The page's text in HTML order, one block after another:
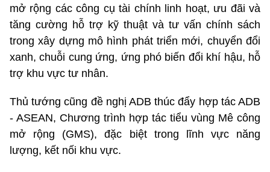
mở rộng các công cụ tài chính linh hoạt, ưu đãi và
tăng cường hỗ trợ kỹ thuật và tư vấn chính sách
trong xây dựng mô hình phát triển mới, chuyển đổi
xanh, chuỗi cung ứng, ứng phó biến đổi khí hậu, hỗ
trợ khu vực tư nhân.
Thủ tướng cũng đề nghị ADB thúc đẩy hợp tác ADB
- ASEAN, Chương trình hợp tác tiểu vùng Mê công
mở rộng (GMS), đặc biệt trong lĩnh vực năng
lượng, kết nối khu vực.